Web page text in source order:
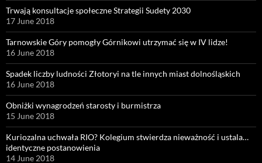
Trwają konsultacje społeczne Strategii Sudety 2030
17 June 2018
Tarnowskie Góry pomogły Górnikowi utrzymać się w IV lidze!
16 June 2018
Spadek liczby ludności Złotoryi na tle innych miast dolnośląskich
16 June 2018
Obniżki wynagrodzeń starosty i burmistrza
15 June 2018
Kuriozalna uchwała RIO? Kolegium stwierdza nieważność i ustala…
identyczne postanowienia
14 June 2018